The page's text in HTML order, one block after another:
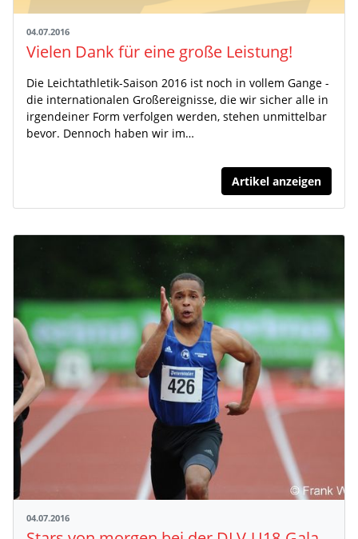
04.07.2016
Vielen Dank für eine große Leistung!
Die Leichtathletik-Saison 2016 ist noch in vollem Gange -
die internationalen Großereignisse, die wir sicher alle in
irgendeiner Form verfolgen werden, stehen unmittelbar
bevor. Dennoch haben wir im…
Artikel anzeigen
04.07.2016